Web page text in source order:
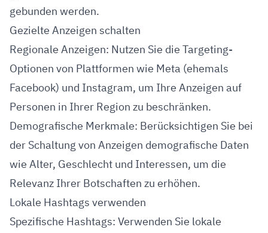
gebunden werden.
Gezielte Anzeigen schalten
Regionale Anzeigen: Nutzen Sie die Targeting-
Optionen von Plattformen wie Meta (ehemals
Facebook) und Instagram, um Ihre Anzeigen auf
Personen in Ihrer Region zu beschränken.
Demografische Merkmale: Berücksichtigen Sie bei
der Schaltung von Anzeigen demografische Daten
wie Alter, Geschlecht und Interessen, um die
Relevanz Ihrer Botschaften zu erhöhen.
Lokale Hashtags verwenden
Spezifische Hashtags: Verwenden Sie lokale